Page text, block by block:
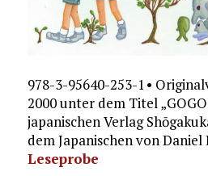
978-3-95640-253-1 •
2000 unter dem Titel
japanischen Verlag
dem Japanischen von Daniel
Leseprobe